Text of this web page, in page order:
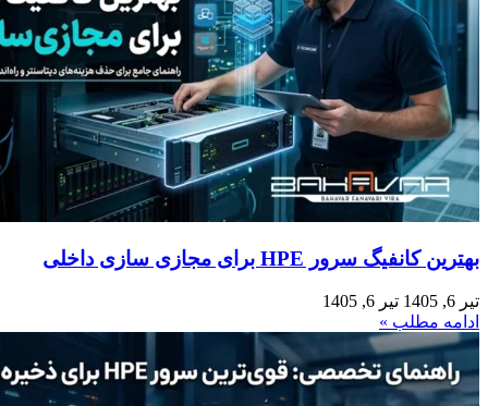
بهترین کانفیگ‌ سرور HPE برای مجازی‌ سازی داخلی
تیر 6, 1405
تیر 6, 1405
ادامه مطلب »